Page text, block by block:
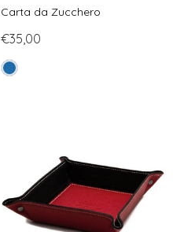
Carta da Zucchero
€35,00